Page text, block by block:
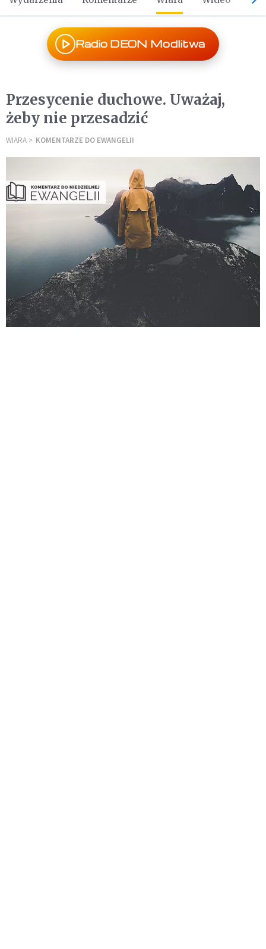
Radio DEON Modlitwa
Przesycenie duchowe. Uważaj,
żeby nie przesadzić
WIARA KOMENTARZE DO EWANGELII